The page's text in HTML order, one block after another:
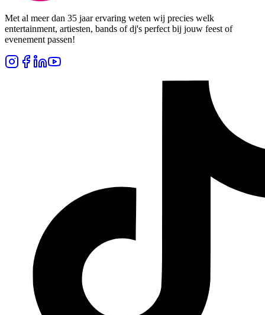
Met al meer dan 35 jaar ervaring weten wij precies welk
entertainment, artiesten, bands of dj's perfect bij jouw feest of
evenement passen!